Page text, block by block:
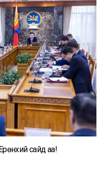
сайд аа!